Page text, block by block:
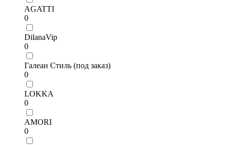
AGATTI
0
DilanaVip
0
Галеан Стиль (под заказ)
0
LOKKA
0
AMORI
0